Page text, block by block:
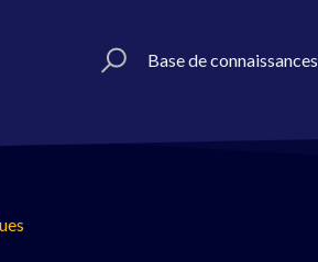
Base de connaissances